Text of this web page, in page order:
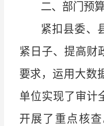
二、部门预
紧扣县委、
紧日子、提高财
要求，运用大数
单位实现了审计
开展了重点核